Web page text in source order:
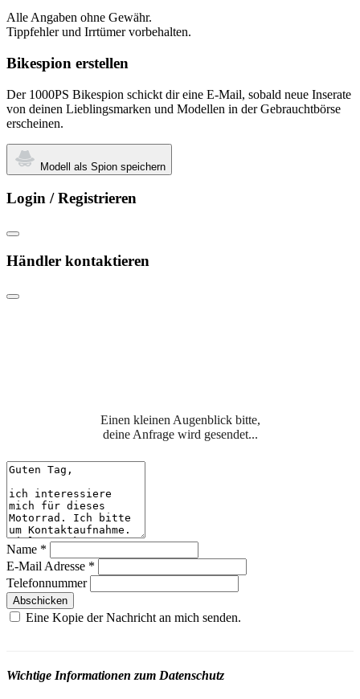
Alle Angaben ohne Gewähr.
Tippfehler und Irrtümer vorbehalten.
Bikespion erstellen
Der 1000PS Bikespion schickt dir eine E-Mail, sobald neue Inserate
von deinen Lieblingsmarken und Modellen in der Gebrauchtbörse
erscheinen.
Modell als Spion speichern
Login / Registrieren
Händler kontaktieren
Einen kleinen Augenblick bitte,
deine Anfrage wird gesendet...
Name *
E-Mail Adresse *
Telefonnummer
Abschicken
Eine Kopie der Nachricht an mich senden.
Wichtige Informationen zum Datenschutz